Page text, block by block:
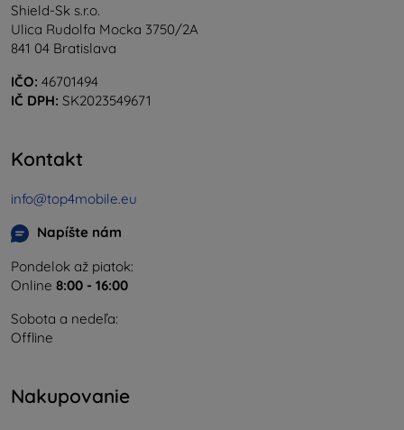
Shield-Sk s.r.o.
Ulica Rudolfa Mocka 3750/2A
841 04 Bratislava
IČO: 46701494
IČ DPH: SK2023549671
Kontakt
info@top4mobile.eu
Napíšte nám
Pondelok až piatok:
Online 8:00 - 16:00
Sobota a nedeľa:
Offline
Nakupovanie